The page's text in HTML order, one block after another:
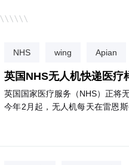
NHS wing Apian
英国NHS无人机快递医疗
英国国家医疗服务（NHS）正将
今年2月起，无人机每天在雷恩
展至圣赫利尔、克罗伊登等多家
新排序